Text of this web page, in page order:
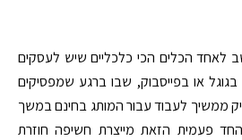
לאחד הכלים הכי כלכליים שיש לעסקים
בגוגל או בפייסבוק, שבו ברגע שמפסיקים
ממשיך לעבוד עבור המותג בחינם במשך
פעמית הזאת מייצרת חשיפה חוזרת